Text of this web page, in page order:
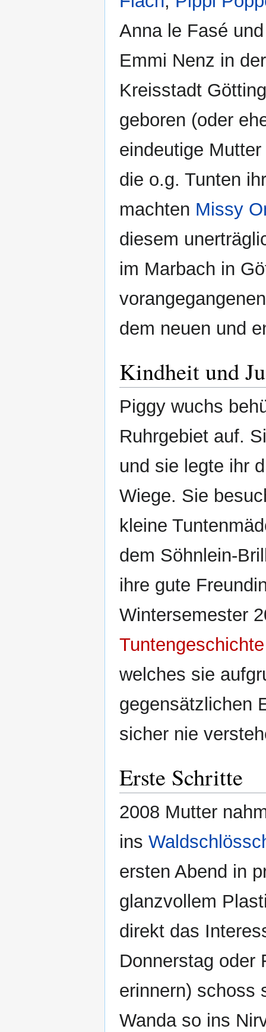
Anna le Fasé und
Emmi Nenz in der
Kreisstadt
geboren (oder
eindeutige
die o.g. Tunten
machten Missy
diesem
im Marbach in
dem neuen und
Kindheit und
Piggy wuchs
Ruhrgebiet auf.
und sie legte ihr
Wiege. Sie
kleine
dem Söhnlein-
ihre gute
Wintersemester
Tuntengeschichte
welches sie
gegensätzlichen
sicher nie
Erste Schritte
2008 Mutter
ins
ersten Abend in
glanzvollem
direkt das
Donnerstag oder
erinnern) schoss
Wanda so ins